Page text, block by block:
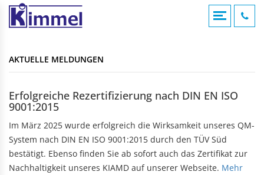
Übersicht
Anwendungsgebiete
Nomenklatur
Bearbeitungshinweise
Lohnarbeiten
KIAMID
Übersicht
BADEWANNEN
Eckbadewannen
Rechteckwannen
Sechseckwannen
Achteckwannen
Übersicht
MASCHINENTECHNIK
Maschinen
KLAPPBECHER
AKTUELLE MELDUNGEN
KONTAKTFOMULAR
DATENSCHUTZ
AKTUELLE MELDUNGEN
Erfolgreiche Rezertifizierung nach DIN EN ISO
9001:2015
Im März 2025 wurde erfolgreich die Wirksamkeit unseres QM-
System nach DIN EN ISO 9001:2015 durch den TÜV Süd
bestätigt. Ebenso finden Sie ab sofort auch das Zertifikat zur
Nachhaltigkeit unseres KIAMD auf unserer Webseite. Mehr